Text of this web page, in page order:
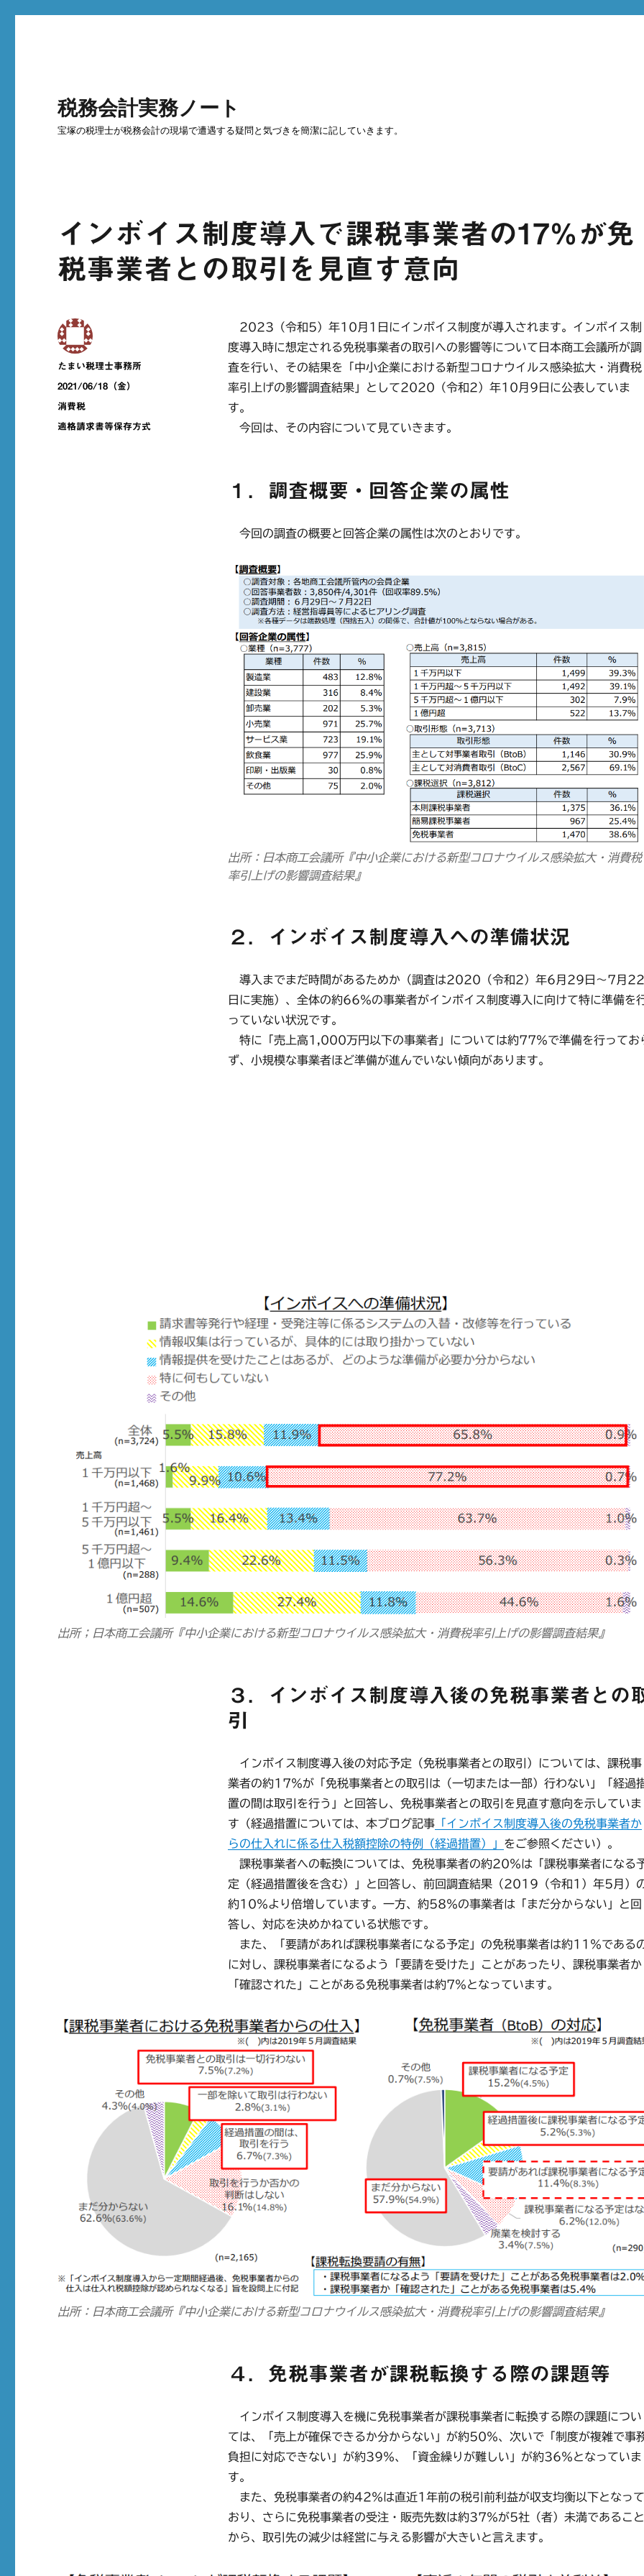
税務会計実務ノート
宝塚の税理士が税務会計の現場で遭遇する疑問と気づきを簡潔に記していきます。
インボイス制度導入で課税事業者の17％が免
税事業者との取引を見直す意向
2023（令和5）年10月1日にインボイス制度が導入されます。インボイス制
度導入時に想定される免税事業者の取引への影響等について日本商工会議所が調
査を行い、その結果を「中小企業における新型コロナウイルス感染拡大・消費税
率引上げの影響調査結果」として2020（令和2）年10月9日に公表していま
す。
今回は、その内容について見ていきます。
１．調査概要・回答企業の属性
今回の調査の概要と回答企業の属性は次のとおりです。
出所：日本商工会議所『中小企業における新型コロナウイルス感染拡大・消費税
率引上げの影響調査結果』
２．インボイス制度導入への準備状況
導入までまだ時間があるためか（調査は2020（令和2）年6月29日～7月22
日に実施）、全体の約66％の事業者がインボイス制度導入に向けて特に準備を
っていない状況です。
特に「売上高1,000万円以下の事業者」については約77％で準備を行ってお
ず、小規模な事業者ほど準備が進んでいない傾向があります。
出所； 日本商工会議所『中小企業における新型コロナウイルス感染拡大・消費税率引上げの影響調査結果』
３．インボイス制度導入後の免税事業者との
引
インボイス制度導入後の対応予定（免税事業者との取引）については、課税事
業者の約17％が「免税事業者との取引は（一切または一部）行わない」「経過
置の間は取引を行う」と回答し、免税事業者との取引を見直す意向を示していま
す（経過措置については、本ブログ記事「インボイス制度導入後の免税事業者か
らの仕入れに係る仕入税額控除の特例（経過措置）」 をご参照ください）。
課税事業者への転換については、免税事業者の約20％は「課税事業者になる
定（経過措置後を含む）」と回答し、前回調査結果（2019（令和1）年5月）
約10％より倍増しています。一方、約58％の事業者は「まだ分からない」と回
答し、対応を決めかねている状態です。
また、「要請があれば課税事業者になる予定」の免税事業者は約11％である
に対し、課税事業者になるよう「要請を受けた」ことがあったり、課税事業者か
「確認された」ことがある免税事業者は約7％となっています。
出所：日本商工会議所『中小企業における新型コロナウイルス感染拡大・消費税率引上げの影響調査結果』
４．免税事業者が課税転換する際の課題等
インボイス制度導入を機に免税事業者が課税事業者に転換する際の課題につい
ては、「売上が確保できるか分からない」が約50％、次いで「制度が複雑で事
負担に対応できない」が約39％、「資金繰りが難しい」が約36％となっていま
す。
また、免税事業者の約42％は直近1年前の税引前利益が収支均衡以下となって
おり、さらに免税事業者の受注・販売先数は約37％が5社（者）未満であること
から、取引先の減少は経営に与える影響が大きいと言えます。
投
稿
たまい税理士事務所
投
稿
2021/06/18（金）
カ
テ
消費税
タ
適格請求書等保存方式